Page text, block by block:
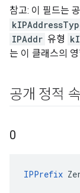
참고: 이 필드는
IPAddr 유형
는 이 클래스의
공개 정적
0
IPPrefix